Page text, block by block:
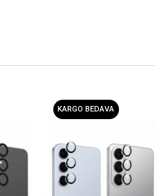
KARGO BEDAVA